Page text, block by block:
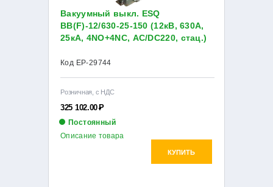
Вакуумный выкл. ESQ
ВВ(F)-12/630-25-150 (12кВ, 630А,
25кА, 4NO+4NC, AC/DC220, стац.)
Код EP-29744
Розничная, с НДС
325 102.00Р
Постоянный
КУПИТЬ
Описание товара